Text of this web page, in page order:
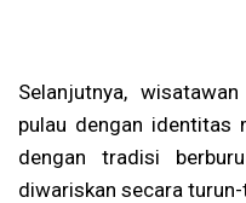
Selanjutnya,
pulau dengan identitas
dengan tradisi
diwariskan secara